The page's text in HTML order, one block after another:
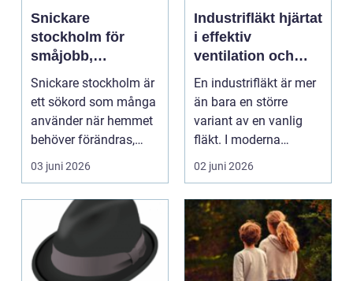
Snickare
stockholm för
småjobb,
renovering och
smart inredning
Snickare stockholm är
ett sökord som många
använder när hemmet
behöver förändras,
förbättras eller f...
03 juni 2026
Industrifläkt hjärtat
i effektiv
ventilation och
processindustri
En industrifläkt är mer
än bara en större
variant av en vanlig
fläkt. I moderna
fabriker, verkstäder...
02 juni 2026